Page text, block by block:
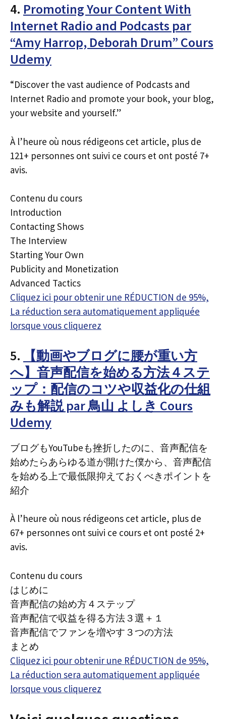
4. Promoting Your Content With
Internet Radio and Podcasts par
“Amy Harrop, Deborah Drum” Cours
Udemy
“Discover the vast audience of Podcasts and
Internet Radio and promote your book, your blog,
your website and yourself.”
À l’heure où nous rédigeons cet article, plus de
121+ personnes ont suivi ce cours et ont posté 7+
avis.
Contenu du cours
Introduction
Contacting Shows
The Interview
Starting Your Own
Publicity and Monetization
Advanced Tactics
Cliquez ici pour obtenir une RÉDUCTION de 95%,
La réduction sera automatiquement appliquée
lorsque vous cliquerez
5.
【動画やブログに腰が重い方
へ】音声配信を始める方法４ステ
ップ：配信のコツや収益化の仕組
みも解説 par 鳥山 よしき Cours
Udemy
ブログもYouTubeも挫折したのに、音声配信を
始めたらあらゆる道が開けた僕から、音声配信
を始める上で最低限抑えておくべきポイントを
紹介
À l’heure où nous rédigeons cet article, plus de
67+ personnes ont suivi ce cours et ont posté 2+
avis.
Contenu du cours
はじめに
音声配信の始め方４ステップ
音声配信で収益を得る方法３選＋１
音声配信でファンを増やす３つの方法
まとめ
Cliquez ici pour obtenir une RÉDUCTION de 95%,
La réduction sera automatiquement appliquée
lorsque vous cliquerez